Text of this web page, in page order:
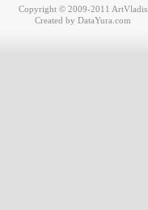
Copyright © 2009-2011 ArtVladis
Created by DataYura.com